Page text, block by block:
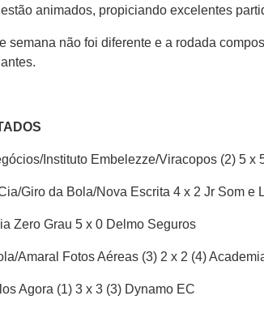
animados, propiciando excelentes
semana não foi diferente e a rodada
Instituto Embelezze/Viracopos (2) 5 x
Giro da Bola/Nova Escrita 4 x 2 Jr Som e
Zero Grau 5 x 0 Delmo Seguros
Amaral Fotos Aéreas (3) 2 x 2 (4)
Agora (1) 3 x 3 (3) Dynamo EC